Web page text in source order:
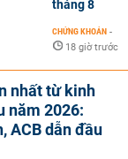
tháng 8
CHỨNG KHOÁN -
18 giờ trước
nhất từ kinh
năm 2026:
ACB dẫn đầu